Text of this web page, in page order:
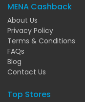
MENA Cashback
About Us
Privacy Policy
Terms & Conditions
FAQs
Blog
Contact Us
Top Stores